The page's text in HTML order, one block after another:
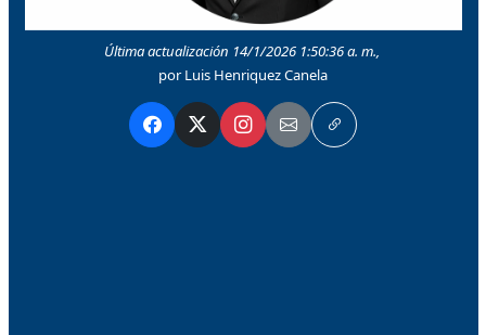
Última actualización 14/1/2026 1:50:36 a. m.,
por Luis Henriquez Canela